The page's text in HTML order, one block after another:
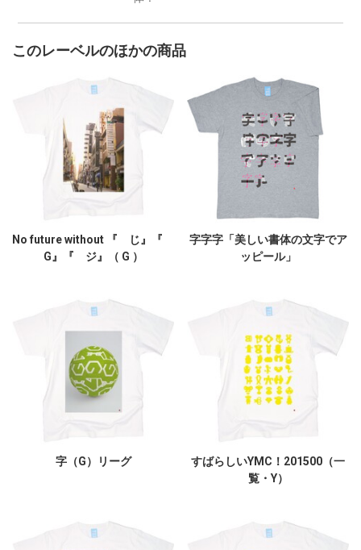
このレーベルのほかの商品
No future without 『 じ』『
G』『 ジ』（ G ）
字字字「美しい書体の文字でア
ッピール」
字（G）リーグ
すばらしいYMC！201500（一
覧・Y）